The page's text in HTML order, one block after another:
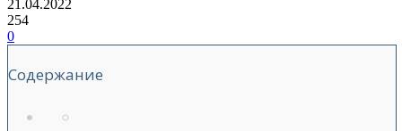
21.04.2022
254
0
Содержание